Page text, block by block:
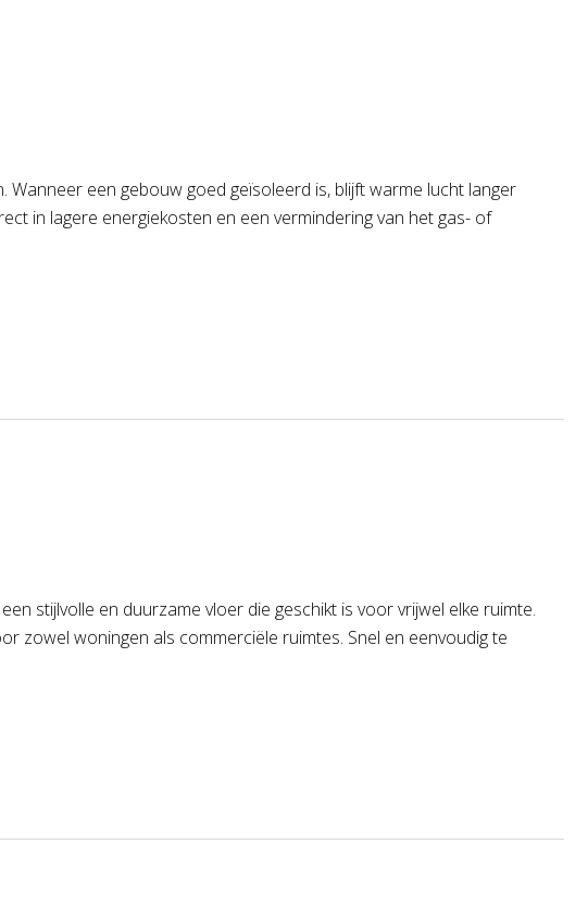
een gebouw goed geïsoleerd is, blijft warme lucht langer
in lagere energiekosten en een vermindering van het gas- of
stijlvolle en duurzame vloer die geschikt is voor vrijwel elke ruimte.
zowel woningen als commerciële ruimtes. Snel en eenvoudig te